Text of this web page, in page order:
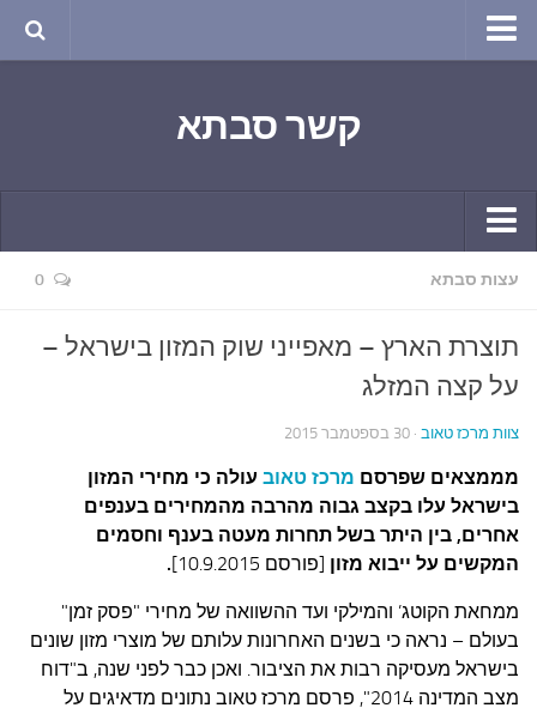
שירה
חגים ומועדים
ספורט בריאות וקורונה
חומר למחשבה
הקונדיטוריה
עצות סבתא
נווה הבלוגים
קשר משפחתי
קשר סבתא
קשר יומי
תחביבים
סרטונים ואנימציה
סרטים מומלצים
עצות סבתא 0
תוצרת הארץ – מאפייני שוק המזון בישראל –
על קצה המזלג
צוות מרכז טאוב · 30 בספטמבר 2015
מממצאים שפרסם מרכז טאוב עולה כי מחירי המזון
בישראל עלו בקצב גבוה מהרבה מהמחירים בענפים
אחרים, בין היתר בשל תחרות מעטה בענף וחסמים
המקשים על ייבוא מזון [פורסם 10.9.2015] .
ממחאת הקוטג’ והמילקי ועד ההשוואה של מחירי "פסק זמן"
בעולם – נראה כי בשנים האחרונות עלותם של מוצרי מזון שונים
בישראל מעסיקה רבות את הציבור. ואכן כבר לפני שנה, ב"דוח
מצב המדינה 2014", פרסם מרכז טאוב נתונים מדאיגים על